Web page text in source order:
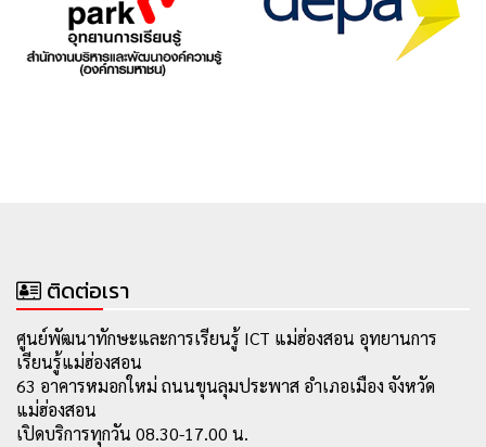
ติดต่อเรา
ศูนย์พัฒนาทักษะและการเรียนรู้ ICT แม่ฮ่องสอน อุทยานการ
เรียนรู้แม่ฮ่องสอน
63 อาคารหมอกใหม่ ถนนขุนลุมประพาส อำเภอเมือง จังหวัด
แม่ฮ่องสอน
เปิดบริการทุกวัน 08.30-17.00 น.